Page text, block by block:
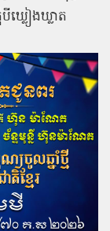
ឃ្លៀងឃ្លាត